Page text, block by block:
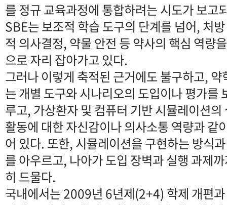
를 정규 교육과정에 통합하려는 시도가 보고
SBE는 보조적 학습 도구의 단계를 넘어, 처
적 의사결정, 약물 안전 등 약사의 핵심 역량
으로 자리 잡아가고 있다.
그러나 이렇게 축적된 근거에도 불구하고,
는 개별 도구와 시나리오의 도입이나 평가를
루고, 가상환자 및 컴퓨터 기반 시뮬레이션
활동에 대한 자신감이나 의사소통 역량과 같
어 있다. 또한, 시뮬레이션을 구현하는 방식
를 아우르고, 나아가 도입 장벽과 실행 과제
히 드물다.
국내에서는 2009년 6년제(2+4) 학제 개편